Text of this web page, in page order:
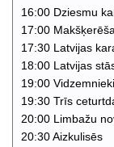
16:00 Dziesmu
17:00
17:30 Latvijas
18:00 Latvijas
19:00 Vidzemnieki
19:30 Trīs
20:00 Limbažu
20:30 Aizkulisēs